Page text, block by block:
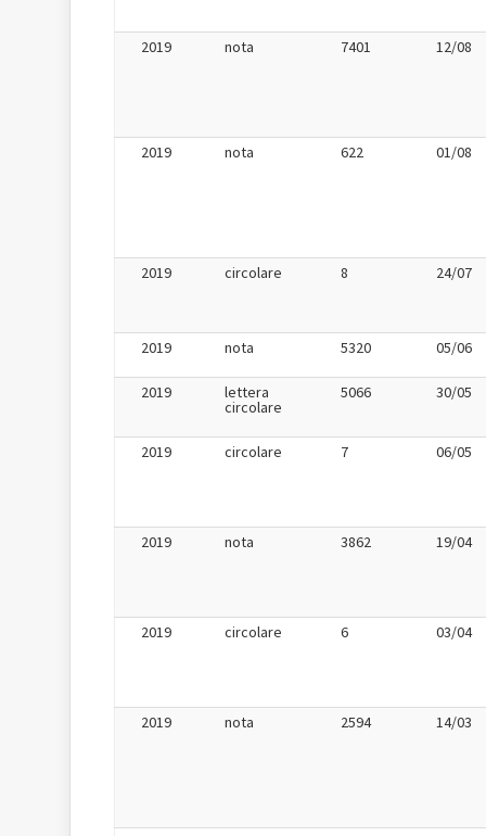
2019 nota 7401 12/08
2019 nota 622 01/08
2019 circolare 8 24/07
2019 nota 5320 05/06
2019 lettera
circolare
5066 30/05
2019 circolare 7 06/05
2019 nota 3862 19/04
2019 circolare 6 03/04
2019 nota 2594 14/03